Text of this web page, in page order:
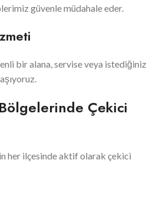
güvenle müdahale eder.
bir alana, servise veya istediğiniz
Çekici
her ilçesinde aktif olarak çekici